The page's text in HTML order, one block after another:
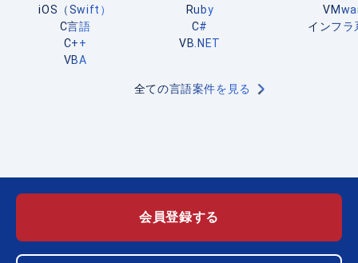
iOS（Swift）
Ruby
C言語
C#
C++
VB.NET
VBA
全ての言語案件を見る
インフラ
会員登録する